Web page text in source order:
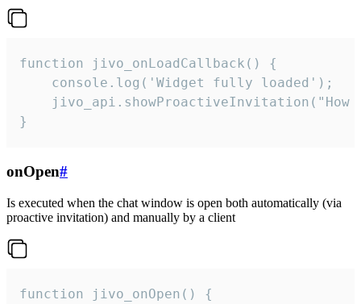
function jivo_onLoadCallback() {
    console.log('Widget fully loaded');
jivo_api.showProactiveInvitation("How
}
onOpen#
Is executed when the chat window is open both automatically (via
proactive invitation) and manually by a client
function jivo_onOpen() {